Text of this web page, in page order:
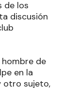
de los
discusión
hombre de
en la
otro sujeto,